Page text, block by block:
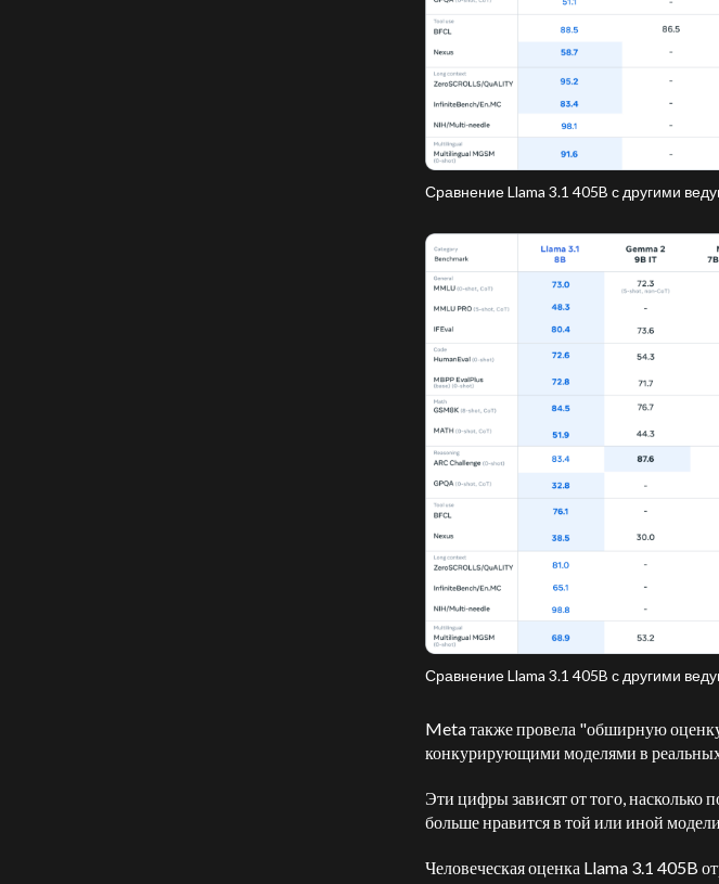
Сравнение Llama 3.1 405B с другими
Сравнение Llama 3.1 405B с другими
Meta также провела "обширную
конкурирующими моделями в
Эти цифры зависят от того, насколько
больше нравится в той или иной
Человеческая оценка Llama 3.1 405B